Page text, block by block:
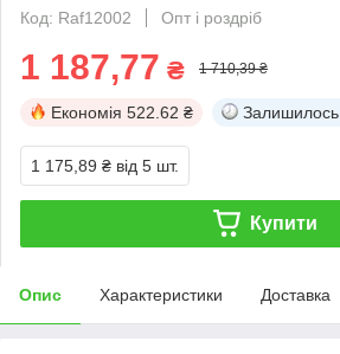
Код: Raf12002
Опт і роздріб
1 187,77 ₴ 1 710,39 ₴
Економія 522.62 ₴ Залишилось
1 175,89 ₴ від 5 шт.
Купити
Опис Характеристики Доставка